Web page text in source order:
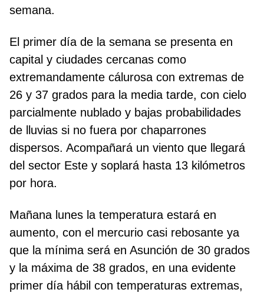
semana.
El primer día de la semana se presenta en
capital y ciudades cercanas como
extremandamente cálurosa con extremas de
26 y 37 grados para la media tarde, con cielo
parcialmente nublado y bajas probabilidades
de lluvias si no fuera por chaparrones
dispersos. Acompañará un viento que llegará
del sector Este y soplará hasta 13 kilómetros
por hora.
Mañana lunes la temperatura estará en
aumento, con el mercurio casi rebosante ya
que la mínima será en Asunción de 30 grados
y la máxima de 38 grados, en una evidente
primer día hábil con temperaturas extremas,